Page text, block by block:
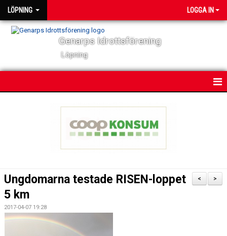
LÖPNING LOGGA IN
Genarps Idrottsförening
Löpning
VÅRA LÖPARE
POWER 60
>
<
Ungdomarna testade RISEN-loppet
5 km
2017-04-07 19:28